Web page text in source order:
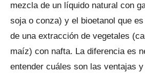
mezcla de un líquido natural con
soja o conza) y el bioetanol que
de una extracción de vegetales
maíz) con nafta. La diferencia es
entender cuáles son las ventajas